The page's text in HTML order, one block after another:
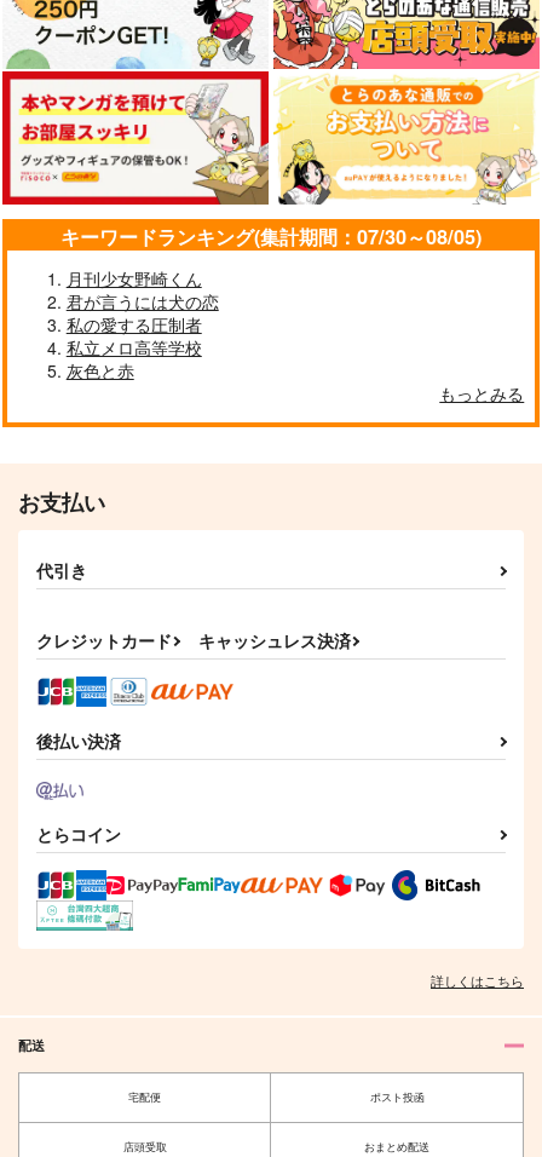
144,000の墓場
マルメラーダ
1,502円（税込）
カイザー×潔世一
サンプル
作品詳細
カイ潔はちょっとヤバ
すぎじゃない!?
Limerence
1,485円（税込）
カイザー×潔世一
サンプル
IT! IT!! IT!!!
坂屋
440円（税込）
カイザー×潔世一
サンプル
来猫亭
944円（税込）
カイザー×潔世一
い！
gggっと
787円
サンプル
カート
サンプル
カート
サンプル
カート
て丸め込まれる(？)話
ブルーロック
カイザー×潔世一
サンプル
カイザー×潔世一
キーワードランキング(集計期間：07/30～08/05)
月刊少女野崎くん
君が言うには犬の恋
私の愛する圧制者
私立メロ高等学校
灰色と赤
もっとみる
お支払い
代引き
クレジットカード キャッシュレス決済
後払い決済
とらコイン
詳しくはこちら
配送
宅配便 ポスト投函
店頭受取 おまとめ配送